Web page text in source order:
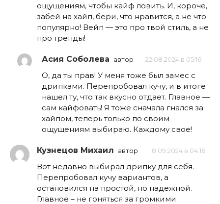
ощущениям, чтобы кайф ловить. И, короче,
забей на хайп, бери, что нравится, а не что
популярно! Вейп — это про твой стиль, а не
про тренды!
Асия Соболева автор 22.08.2024 в 05:16
О, да ты прав! У меня тоже был замес с
дрипками. Перепробовал кучу, и в итоге
нашел ту, что так вкусно отдает. Главное —
сам кайфовать! Я тоже сначала гнался за
хайпом, теперь только по своим
ощущениям выбираю. Каждому свое!
Кузнецов Михаил автор 18.09.2024 в 04:18
Вот недавно выбирал дрипку для себя.
Перепробовал кучу вариантов, а
остановился на простой, но надежной.
Главное – не гоняться за громкими